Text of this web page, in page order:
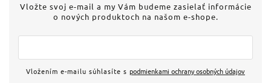
Vložte svoj e-mail a my Vám budeme zasielať informácie
o nových produktoch na našom e-shope.
Vložením e-mailu súhlasíte s podmienkami ochrany osobných údajov